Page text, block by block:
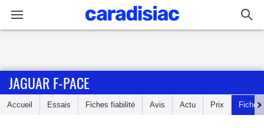
Accueil
JAGUAR F-PACE
Accueil Essais Fiches fiabilité Avis Actu Prix Fiches